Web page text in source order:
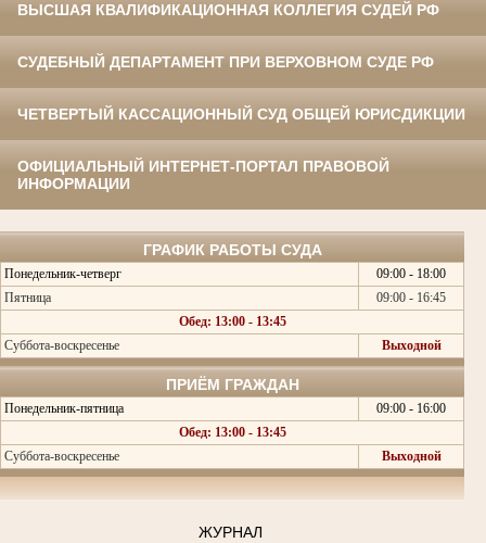
ВЫСШАЯ КВАЛИФИКАЦИОННАЯ КОЛЛЕГИЯ СУДЕЙ РФ
СУДЕБНЫЙ ДЕПАРТАМЕНТ ПРИ ВЕРХОВНОМ СУДЕ РФ
ЧЕТВЕРТЫЙ КАССАЦИОННЫЙ СУД ОБЩЕЙ ЮРИСДИКЦИИ
ОФИЦИАЛЬНЫЙ ИНТЕРНЕТ-ПОРТАЛ ПРАВОВОЙ
ИНФОРМАЦИИ
ГРАФИК РАБОТЫ СУДА
Понедельник-четверг
09:00 - 18:00
Пятница
09:00 - 16:45
Обед: 13:00 - 13:45
Суббота-воскресенье
Выходной
ПРИЁМ ГРАЖДАН
Понедельник-пятница
09:00 - 16:00
Обед: 13:00 - 13:45
Суббота-воскресенье
Выходной
ЖУРНАЛ